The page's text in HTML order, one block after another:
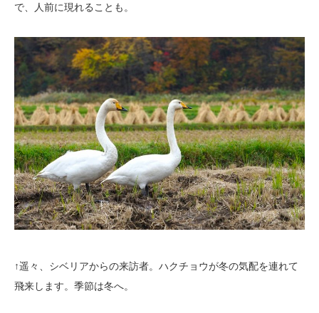
で、人前に現れることも。
↑遥々、シベリアからの来訪者。ハクチョウが冬の気配を連れて
飛来します。季節は冬へ。